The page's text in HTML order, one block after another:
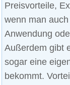
Preisvorteile,
wenn man
Anwendung
Außerdem gibt
sogar eine
bekommt.